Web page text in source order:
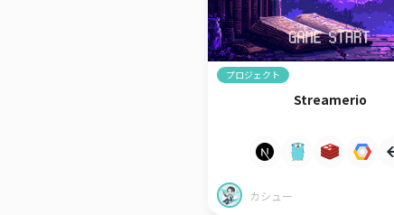
プロジェクト
Streamerio
カシュー